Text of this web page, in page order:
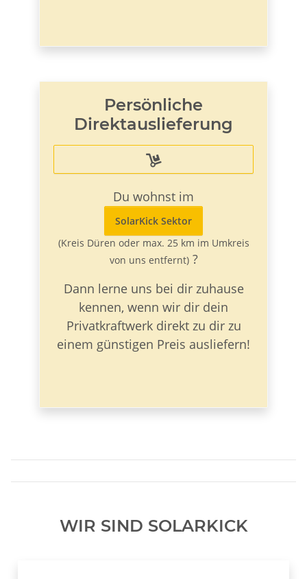
Persönliche
Direktauslieferung

Du wohnst im
SolarKick Sektor
(Kreis Düren oder max. 25 km im Umkreis
von uns entfernt)?
Dann lerne uns bei dir zuhause
kennen, wenn wir dir dein
Privatkraftwerk direkt zu dir zu
einem günstigen Preis ausliefern!
WIR SIND SOLARKICK